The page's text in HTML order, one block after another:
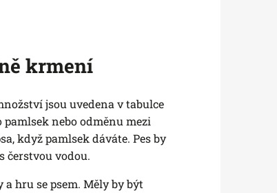
krmení
jsou uvedena v tabulce
nebo odměnu mezi
když pamlsek dáváte. Pes by
čerstvou vodou.
hru se psem. Měly by být